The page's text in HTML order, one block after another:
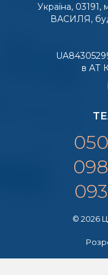
Україна,
ВАСИЛЯ,
в АТ
050
098
093
© 2026